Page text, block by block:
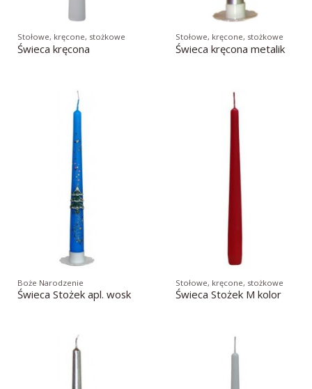
Stołowe, kręcone, stożkowe
Świeca kręcona
Stołowe, kręcone, stożkowe
Świeca kręcona metalik
Boże Narodzenie
Świeca Stożek apl. wosk
Stołowe, kręcone, stożkowe
Świeca Stożek M kolor